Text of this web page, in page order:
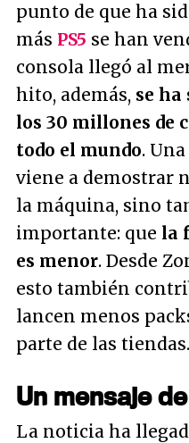
punto de que ha
más PS5 se han
consola llegó al
hito, además, se ha
los 30 millones de
todo el mundo.
viene a demostrar
la máquina, sino
importante: que la
es menor. Desde
esto también
lancen menos
parte de las tiendas.
Un mensaje
La noticia ha